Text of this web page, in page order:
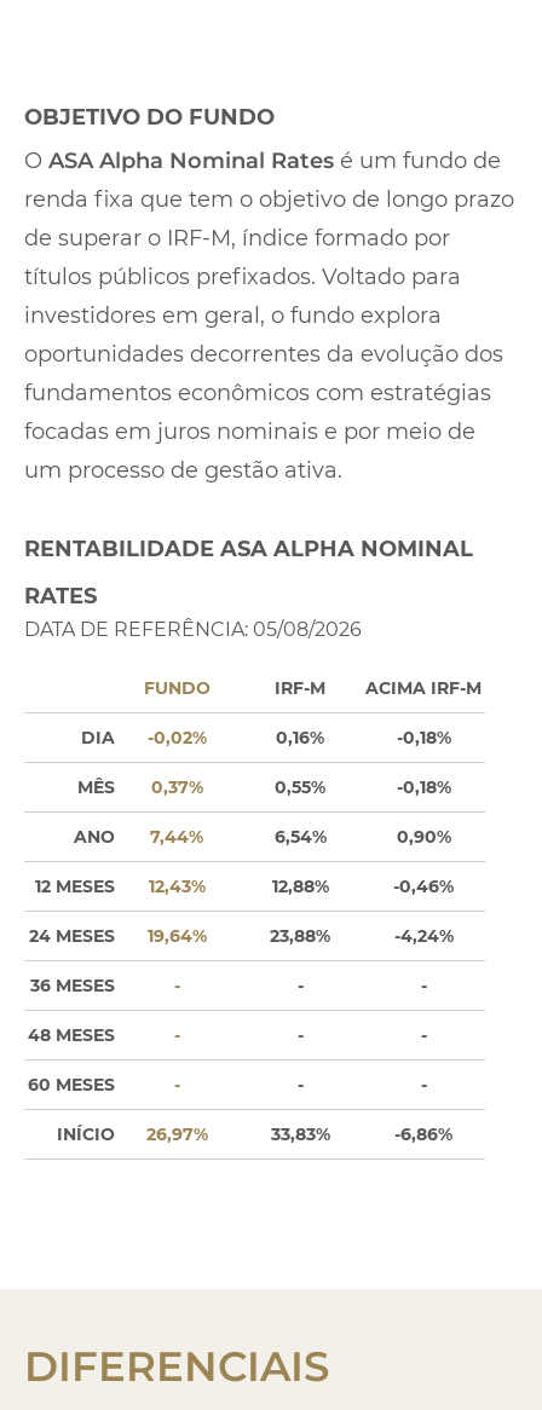
OBJETIVO DO FUNDO
O ASA Alpha Nominal Rates é um fundo de
renda fixa que tem o objetivo de longo prazo
de superar o IRF-M, índice formado por
títulos públicos prefixados. Voltado para
investidores em geral, o fundo explora
oportunidades decorrentes da evolução dos
fundamentos econômicos com estratégias
focadas em juros nominais e por meio de
um processo de gestão ativa.
RENTABILIDADE ASA ALPHA NOMINAL
RATES
DATA DE REFERÊNCIA: 05/08/2026
FUNDO IRF-M ACIMA IRF-M
DIA -0,02% 0,16% -0,18%
MÊS 0,37% 0,55% -0,18%
ANO 7,44% 6,54% 0,90%
12 MESES 12,43% 12,88% -0,46%
24 MESES 19,64% 23,88% -4,24%
36 MESES - - -
48 MESES - - -
60 MESES - - -
INÍCIO 26,97% 33,83% -6,86%
DIFERENCIAIS